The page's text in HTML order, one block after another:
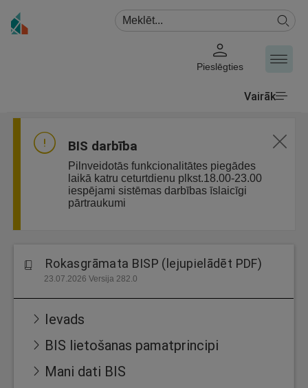
Pieslēgties
Vairāk
BIS darbība
Pilnveidotās funkcionalitātes piegādes
laikā katru ceturtdienu plkst.18.00-23.00
iespējami sistēmas darbības īslaicīgi
pārtraukumi
Rokasgrāmata BISP (lejupielādēt PDF)
23.07.2026 Versija 282.0
Ievads
BIS lietošanas pamatprincipi
Mani dati BIS